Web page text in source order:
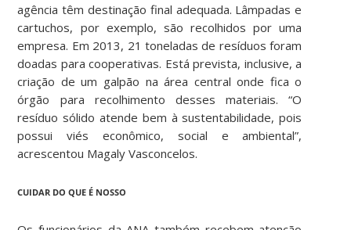
agência têm destinação final adequada. Lâmpadas e
cartuchos, por exemplo, são recolhidos por uma
empresa. Em 2013, 21 toneladas de resíduos foram
doadas para cooperativas. Está prevista, inclusive, a
criação de um galpão na área central onde fica o
órgão para recolhimento desses materiais. “O
resíduo sólido atende bem à sustentabilidade, pois
possui viés econômico, social e ambiental”,
acrescentou Magaly Vasconcelos.
CUIDAR DO QUE É NOSSO